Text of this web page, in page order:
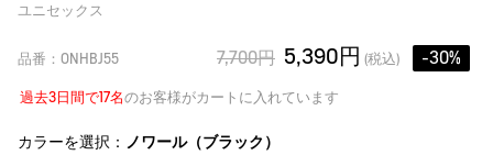
ユニセックス
品番：ONHBJ55 7,700円 5,390円 (税込) -30%
過去3日間で17名のお客様がカートに入れています
カラーを選択： ノワール（ブラック）